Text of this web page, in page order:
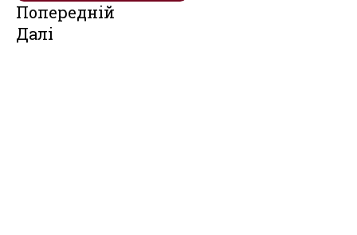
Попередній
Далі